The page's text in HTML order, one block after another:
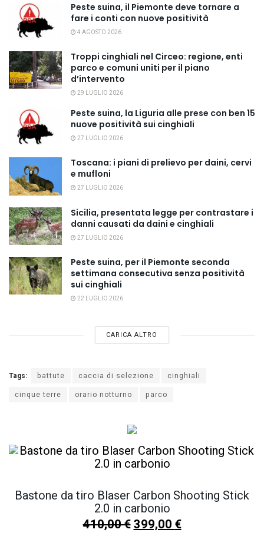
Peste suina, il Piemonte deve tornare a
fare i conti con nuove positività
4 AGOSTO 2026
Troppi cinghiali nel Circeo: regione, enti
parco e comuni uniti per il piano
d’intervento
29 LUGLIO 2026
Peste suina, la Liguria alle prese con ben 15
nuove positività sui cinghiali
27 LUGLIO 2026
Toscana: i piani di prelievo per daini, cervi
e mufloni
27 LUGLIO 2026
Sicilia, presentata legge per contrastare i
danni causati da daini e cinghiali
27 LUGLIO 2026
Peste suina, per il Piemonte seconda
settimana consecutiva senza positività
sui cinghiali
22 LUGLIO 2026
CARICA ALTRO
Tags: battute caccia di selezione
cinghiali
cinque terre
orario notturno parco
Bastone da tiro Blaser Carbon Shooting Stick
2.0 in carbonio
410,00€399,00€